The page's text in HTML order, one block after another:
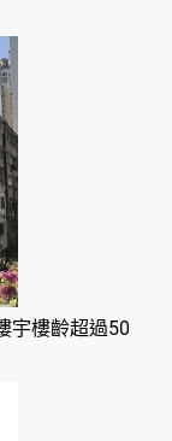
宇樓齡超過50